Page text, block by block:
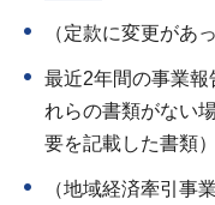
（定款に変更があ
最近2年間の事業報
れらの書類がない
要を記載した書類）
（地域経済牽引事